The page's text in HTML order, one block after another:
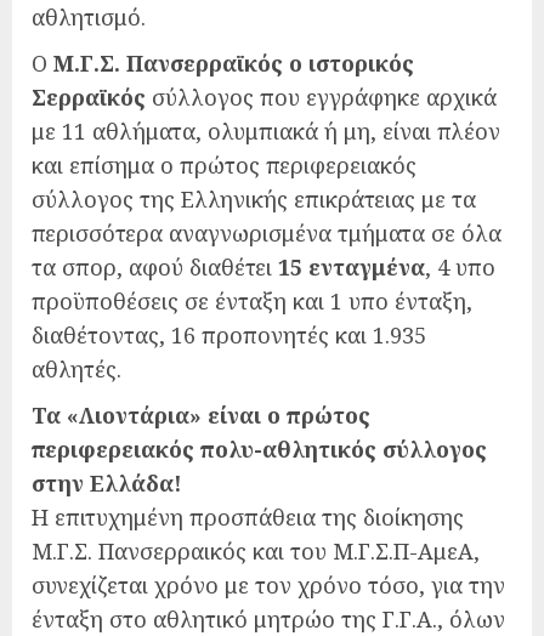
αθλητισμό.
Ο Μ.Γ.Σ. Πανσερραϊκός ο ιστορικός
Σερραϊκός σύλλογος που εγγράφηκε αρχικά
με 11 αθλήματα, ολυμπιακά ή μη, είναι πλέον
και επίσημα ο πρώτος περιφερειακός
σύλλογος της Ελληνικής επικράτειας με τα
περισσότερα αναγνωρισμένα τμήματα σε όλα
τα σπορ, αφού διαθέτει 15 ενταγμένα, 4 υπο
προϋποθέσεις σε ένταξη και 1 υπο ένταξη,
διαθέτοντας, 16 προπονητές και 1.935
αθλητές.
Τα «Λιοντάρια» είναι ο πρώτος
περιφερειακός πολυ-αθλητικός σύλλογος
στην Ελλάδα!
Η επιτυχημένη προσπάθεια της διοίκησης
Μ.Γ.Σ. Πανσερραικός και του Μ.Γ.Σ.Π-ΑμεΑ,
συνεχίζεται χρόνο με τον χρόνο τόσο, για την
ένταξη στο αθλητικό μητρώο της Γ.Γ.Α., όλων